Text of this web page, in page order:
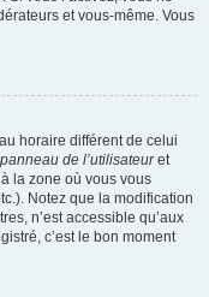
et vous-même. Vous
horaire différent de celui
panneau de l’utilisateuret
la zone où vous vous
Notez que la modification
n’est accessible qu’aux
c’est le bon moment